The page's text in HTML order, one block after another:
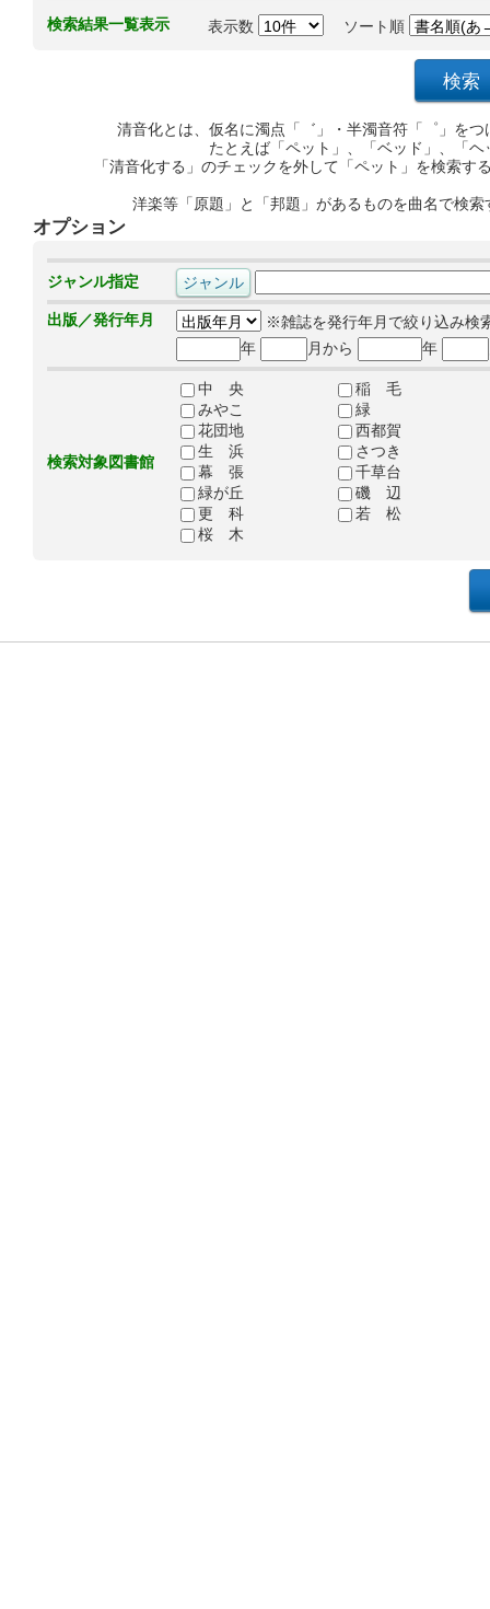
検索結果一覧表示 表示数 ソート順
清音化とは、仮名に濁点「゛」・半濁音符「゜」を
たとえば「ペット」、「ベッド」、「
「清音化する」のチェックを外して「ペット」を検索
洋楽等「原題」と「邦題」があるものを曲名で検
オプション
ジャンル指定
出版／発行年月
※雑誌を発行年月で絞り込み検
年
月から 年
検索対象図書館
中 央
稲 毛
みやこ
緑
花団地
西都賀
生 浜
さつき
幕 張
千草台
緑が丘
磯 辺
更 科
若 松
桜 木